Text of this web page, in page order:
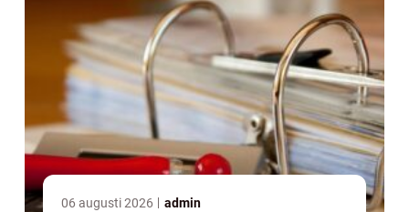
06 augusti 2026 admin